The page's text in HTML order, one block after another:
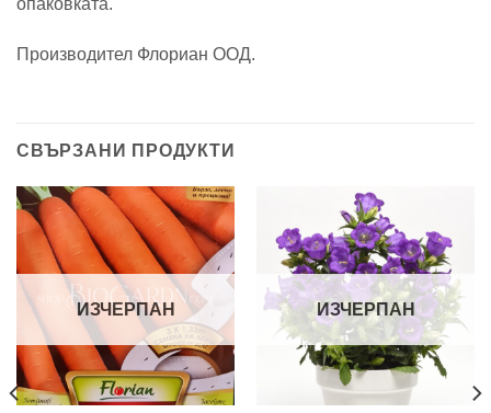
Производител Флориан ООД.
СВЪРЗАНИ ПРОДУКТИ
ИЗЧЕРПАН ИЗЧЕРПАН